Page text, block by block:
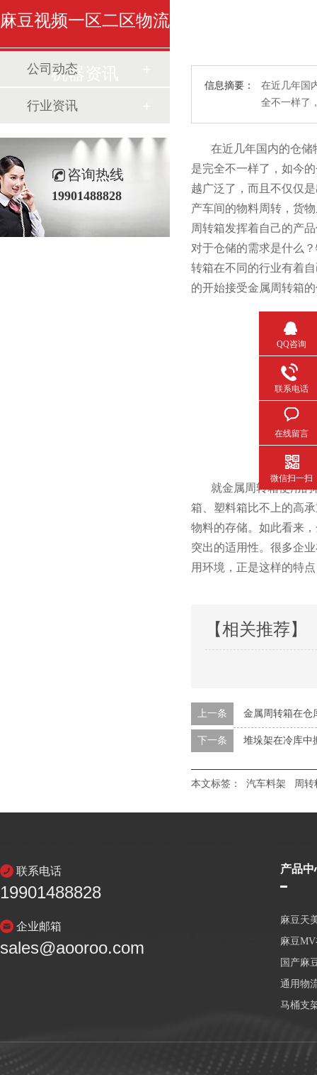
信息摘要：
在近几年国
全不一样了
在近几年国内的仓储物
是完全不一样了，如
越广泛了，而且不仅仅
产车间的物料周转，货
周转箱发挥着自己的产品
对于仓储的需求是什么
转箱在不同的行业有着自
的开始接受金属周转箱的
就金属周转箱使用的材质
箱、塑料箱比不上的高
物料的存储。如此看来
突出的适用性。很多企
用环境，正是这样的特
【相关推荐】
上一条 金属周转箱在仓
下一条 堆垛架在冷库中
本文标签： 汽车料架 周转
麻豆视频一区二区物流
机器资讯
公司动态
行业资讯
咨询热线
19901488828
联系电话
19901488828
企业邮箱
sales@aooroo.com
产品中
麻豆天
麻豆
国产麻
通用物
马桶支
QQ咨询
联系电话
在线留言
微信扫一扫